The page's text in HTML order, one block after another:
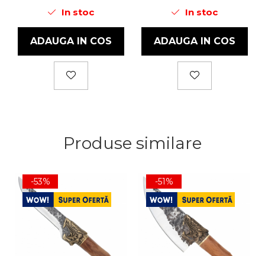
In stoc
ADAUGA IN COS
In stoc
ADAUGA IN COS
Produse similare
-53% -51%